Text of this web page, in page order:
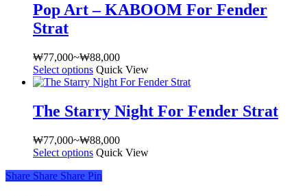
에
니
다.
상
페
지
에
서
옵
₩77,000~₩88,000
품
이
이
상
에
습
니
다.
상
Pop Art – KABOOM For Fender
Strat
₩77,000~₩88,000가
격
범
₩77,000~₩88,000
Select options 여
러
품
션
이
이
상
Quick View
The Starry Night For Fender Strat
₩77,000~₩88,000가
격
Select options 여
상
Quick View
Share
Share Share Share Pin